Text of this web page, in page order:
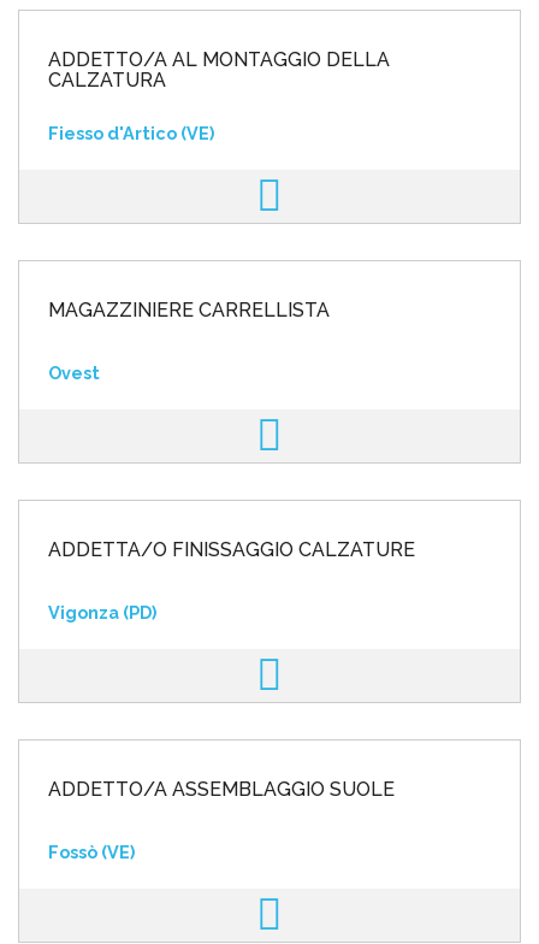
ADDETTO/A AL MONTAGGIO DELLA
CALZATURA
Fiesso d'Artico (VE)
MAGAZZINIERE CARRELLISTA
Ovest
ADDETTA/O FINISSAGGIO CALZATURE
Vigonza (PD)
ADDETTO/A ASSEMBLAGGIO SUOLE
Fossò (VE)